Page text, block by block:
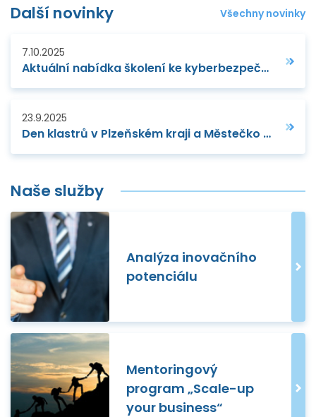
Další novinky Všechny novinky
7.10.2025
Aktuální nabídka školení ke kyberbezpečnosti a AI
23.9.2025
Den klastrů v Plzeňském kraji a Městečko technologií
Naše služby
Analýza inovačního
potenciálu
Mentoringový
program „Scale-up
your business“